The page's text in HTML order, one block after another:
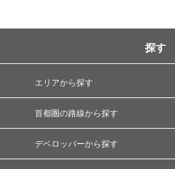
探す
エリアから探す
首都圏の路線から探す
デベロッパーから探す